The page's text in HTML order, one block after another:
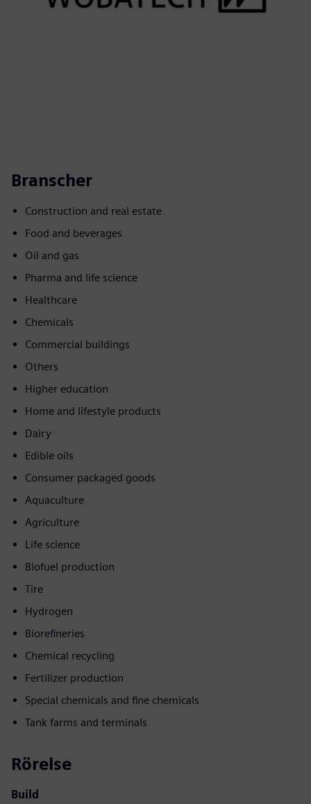
Branscher
Construction and real estate
Food and beverages
Oil and gas
Pharma and life science
Healthcare
Chemicals
Commercial buildings
Others
Higher education
Home and lifestyle products
Dairy
Edible oils
Consumer packaged goods
Aquaculture
Agriculture
Life science
Biofuel production
Tire
Hydrogen
Biorefineries
Chemical recycling
Fertilizer production
Special chemicals and fine chemicals
Tank farms and terminals
Rörelse
Build